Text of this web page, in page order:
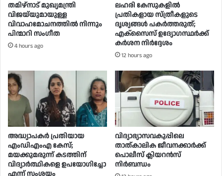
തമിഴ്നാട് മുഖ്യമന്ത്രി
വിജയ്‌യുമായുള്ള
വിവാഹമോചനത്തിൽ നിന്നും
പിന്മാറി സം​ഗീത
4 hours ago
ലഹരി കേസുകളിൽ
പ്രതികളായ സ്ത്രീകളുടെ
ദൃശ്യങ്ങൾ പകർത്തരുത്;
എക്‌സൈസ് ഉദ്യോഗസ്ഥർക്ക്
കർശന നിർദ്ദേശം
12 hours ago
അദ്ധ്യാപകർ പ്രതിയായ
എംഡിഎംഎ കേസ്;
മയക്കുമരുന്ന് കടത്തിന്
വിദ്യാർത്ഥികളെ ഉപയോ​ഗിച്ചോ
എന്ന് സംശയം
വിദ്യാഭ്യാസവകുപ്പിലെ
താത്കാലിക ജീവനക്കാർക്ക്
പൊലീസ് ക്ലിയറൻസ്
നിർബന്ധം